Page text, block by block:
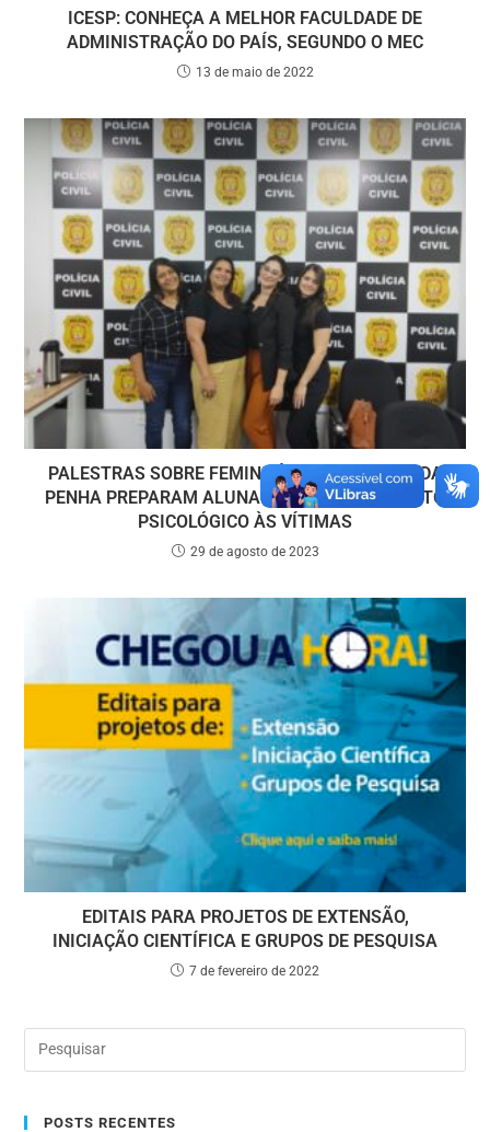
ICESP: CONHEÇA A MELHOR FACULDADE DE
ADMINISTRAÇÃO DO PAÍS, SEGUNDO O MEC
13 de maio de 2022
PALESTRAS SOBRE FEMINICÍDIO E LEI MARIA DA
PENHA PREPARAM ALUNAS PARA ATENDIMENTO
PSICOLÓGICO ÀS VÍTIMAS
29 de agosto de 2023
EDITAIS PARA PROJETOS DE EXTENSÃO,
INICIAÇÃO CIENTÍFICA E GRUPOS DE PESQUISA
7 de fevereiro de 2022
POSTS RECENTES